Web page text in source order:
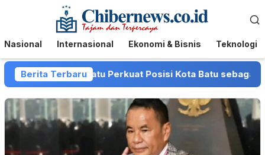
Menu
Mobile
Nasional Internasional Ekonomi & Bisnis Teknologi
Berita Terbaru
Pemkot Batu Perkuat Posisi Kota Batu sebagai